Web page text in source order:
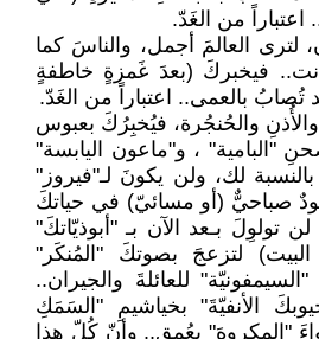
من الغَدّ.
لترى العالمَ أجمل، والناسَ كما
فيخبركَ (بعدَ غَمزةٍ خاطفةٍ
تُصابُ بالعمى.. اعتباراً من الغَدّ.
والحُنجُرة، فيُخبِرُكَ بعبوس
"البامية" ، و"ماعون اليابسة"
لك، ولن يكونَ لـ"فيروز"
صباحيٌّ (أو مسائيّ) في حياتكَ
تولوِلَ بـعد الآن بـ "أبوذيّاتكَ"
لتزعجَ بصوتكَ "المُنكَر"
"السيمفونيّة" للعائلةَ والجيران..
الأنفيّةَ" بخياشيمِ "السَمَكِ
"المكروهَ" بعُمق.. وأنّ كُلّ هذا